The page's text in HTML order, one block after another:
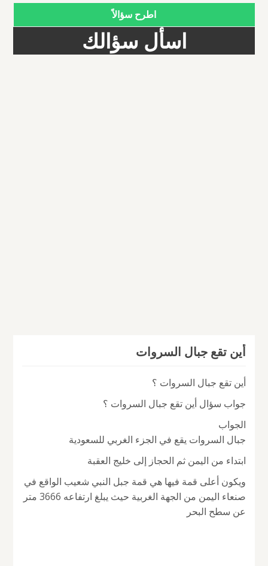
اطرح سؤالاً
اسأل سؤالك
أين تقع جبال السروات
أين تقع جبال السروات ؟
جواب سؤال أين تقع جبال السروات ؟
الجواب
جبال السروات يقع في الجزء الغربي للسعودية
ابتداء من اليمن ثم الحجاز إلى خليج العقبة
ويكون أعلى قمة فيها هي قمة جبل النبي شعيب الواقع في
صنعاء اليمن من الجهة الغربية حيث يبلغ ارتفاعه 3666 متر
عن سطح البحر